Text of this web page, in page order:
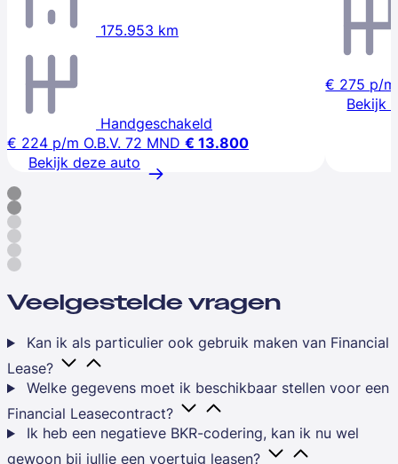
175.953 km
Handgeschakeld
€ 224 p/m O.B.V. 72 MND € 13.800
Bekijk deze auto
€ 275 p/m
Bekijk
Veelgestelde vragen
Kan ik als particulier ook gebruik maken van Financial
Lease?
Welke gegevens moet ik beschikbaar stellen voor een
Financial Leasecontract?
Ik heb een negatieve BKR-codering, kan ik nu wel
gewoon bij jullie een voertuig leasen?